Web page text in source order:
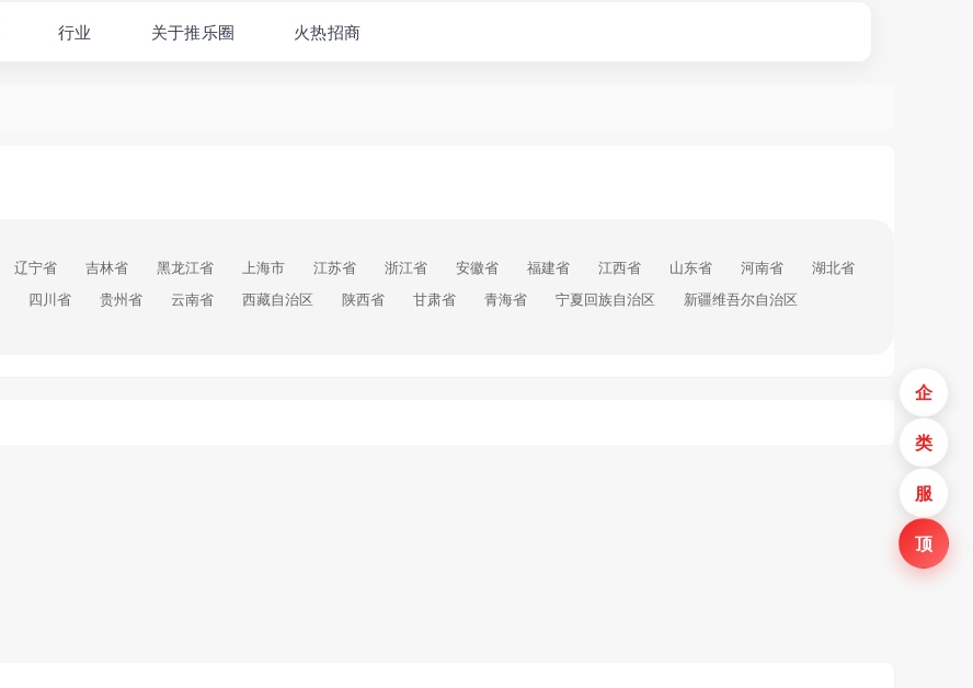
行业 关于推乐圈 火热招商
辽宁省 吉林省 黑龙江省 上海市 江苏省 浙江省 安徽省 福建省 江西省 山东省 河南省
湖北省
四川省 贵州省 云南省 西藏自治区 陕西省 甘肃省 青海省 宁夏回族自治区
新疆维吾尔自治区
企
类
服
顶